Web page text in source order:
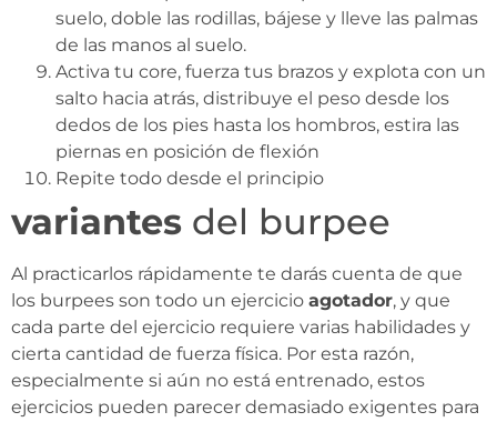
suelo, doble las rodillas, bájese y lleve las palmas
de las manos al suelo.
Activa tu core, fuerza tus brazos y explota con un
salto hacia atrás, distribuye el peso desde los
dedos de los pies hasta los hombros, estira las
piernas en posición de flexión
Repite todo desde el principio
variantes del burpee
Al practicarlos rápidamente te darás cuenta de que
los burpees son todo un ejercicio agotador, y que
cada parte del ejercicio requiere varias habilidades y
cierta cantidad de fuerza física. Por esta razón,
especialmente si aún no está entrenado, estos
ejercicios pueden parecer demasiado exigentes para